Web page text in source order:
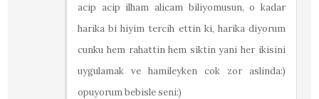
acip acip ilham alicam biliyomusun, o kadar
harika bi hiyim tercih ettin ki, harika diyorum
cunku hem rahattin hem siktin yani her ikisini
uygulamak ve hamileyken cok zor aslinda:)
opuyorum bebisle seni:)